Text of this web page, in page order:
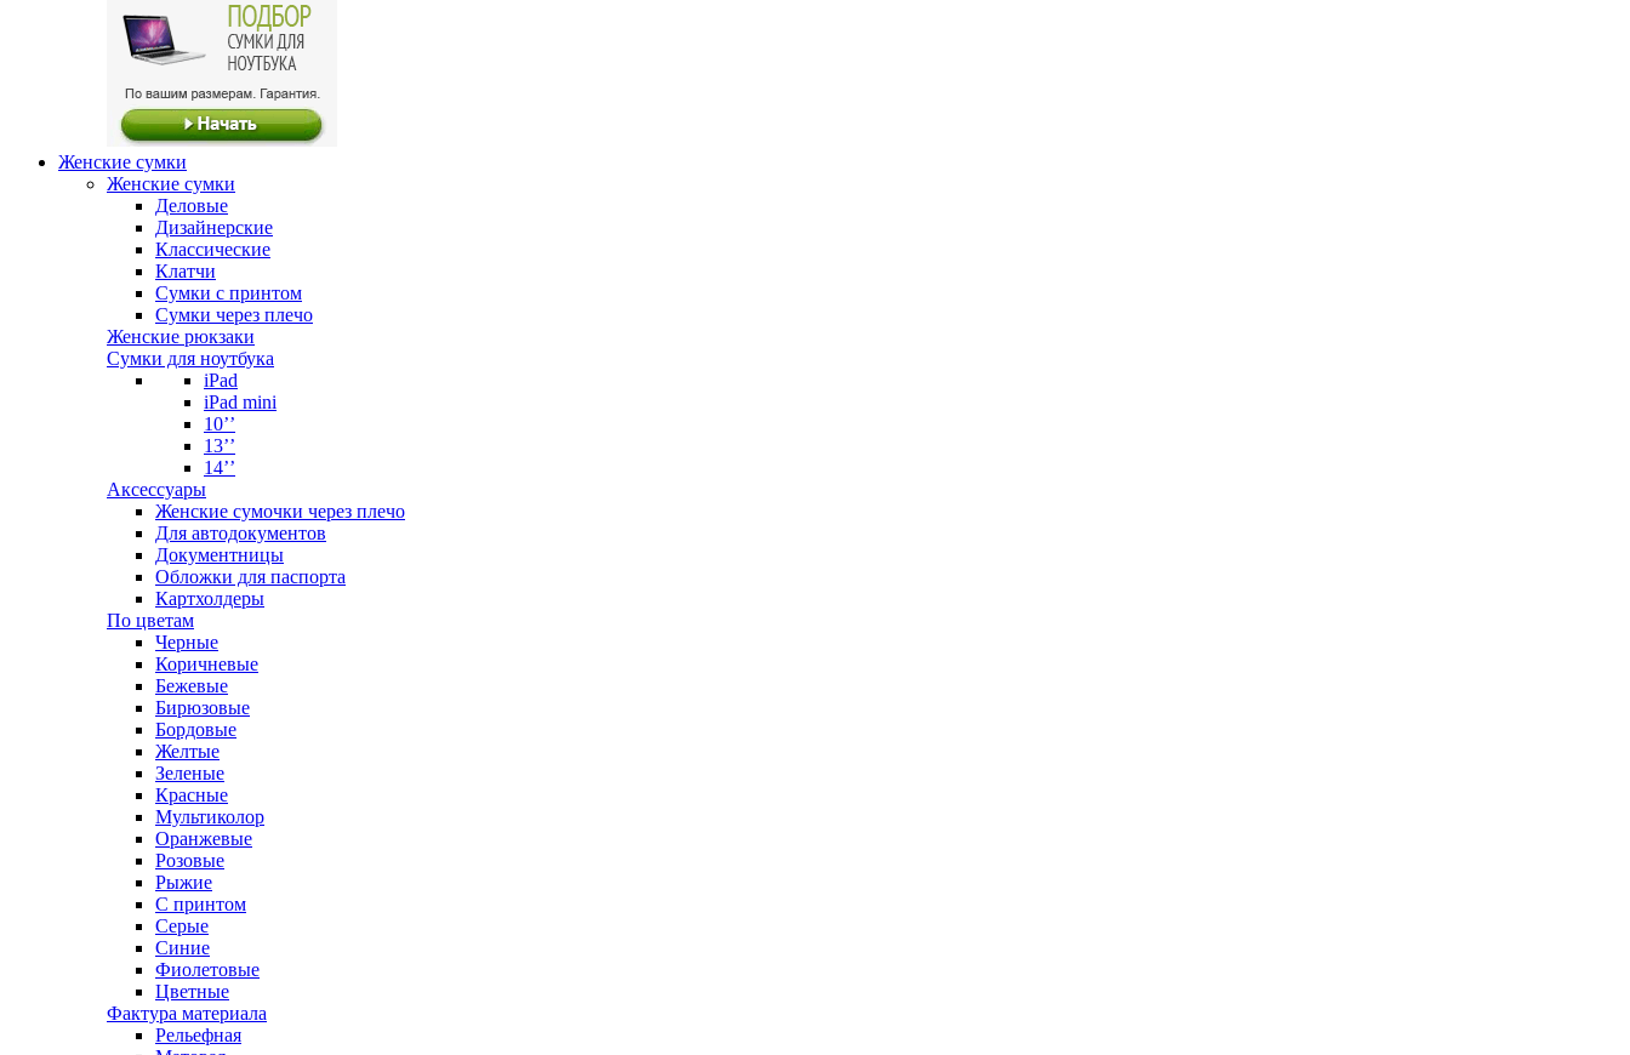
Женские сумки
Женские сумки
Деловые
Дизайнерские
Классические
Клатчи
Сумки с принтом
Сумки через плечо
Женские рюкзаки
Сумки для ноутбука
iPad
iPad mini
10’’
13’’
14’’
Аксессуары
Женские сумочки через плечо
Для автодокументов
Документницы
Обложки для паспорта
Картхолдеры
По цветам
Черные
Коричневые
Бежевые
Бирюзовые
Бордовые
Желтые
Зеленые
Красные
Мультиколор
Оранжевые
Розовые
Рыжие
С принтом
Серые
Синие
Фиолетовые
Цветные
Фактура материала
Рельефная